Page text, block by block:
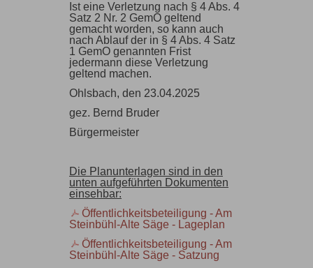
Ist eine Verletzung nach § 4 Abs. 4
Satz 2 Nr. 2 GemO geltend
gemacht worden, so kann auch
nach Ablauf der in § 4 Abs. 4 Satz
1 GemO genannten Frist
jedermann diese Verletzung
geltend machen.
Ohlsbach, den 23.04.2025
gez. Bernd Bruder
Bürgermeister
Die Planunterlagen sind in den
unten aufgeführten Dokumenten
einsehbar:
Öffentlichkeitsbeteiligung - Am
Steinbühl-Alte Säge - Lageplan
Öffentlichkeitsbeteiligung - Am
Steinbühl-Alte Säge - Satzung